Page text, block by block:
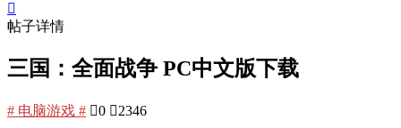

帖子详情
三国：全面战争 PC中文版下载
# 电脑游戏 # 0 2346